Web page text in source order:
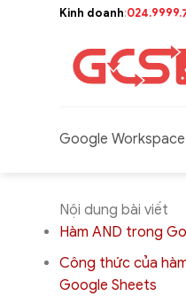
Kinh doanh:
Google Workspace
Nội dung bài viết
Hàm AND trong
Công thức của
Google Sheets